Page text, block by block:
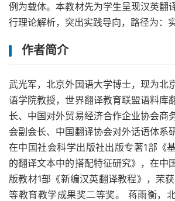
例为载体。本教材先为学生呈现汉英翻
行理论解析，突出实践导向，路径为：
作者简介
武光军，北京外国语大学博士，现为北
语学院教授，世界翻译教育联盟语料库
长、中国对外贸易经济合作企业协会商
会副会长、中国翻译协会对外话语体系
在中国社会科学出版社出版专著1部《
的翻译文本中的搭配特征研究》，在中
版教材1部《新编汉英翻译教程》，荣
等教育教学成果奖二等奖。 蒋雨衡，